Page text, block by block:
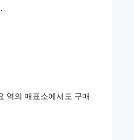
역의 매표소에서도 구매